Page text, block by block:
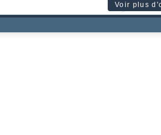
Voir plus